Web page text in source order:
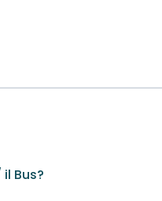
Bus?